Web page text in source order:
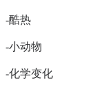
-酷热
-小动物
-化学变化